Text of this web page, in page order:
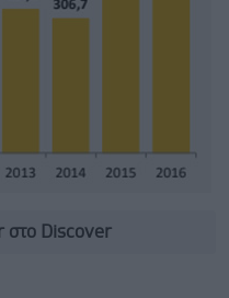
στο Discover